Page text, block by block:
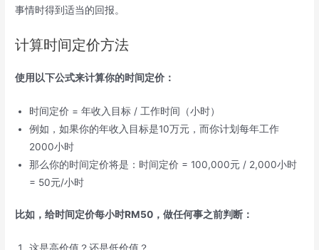
事情时得到适当的回报。
计算时间定价方法
使用以下公式来计算你的时间定价：
时间定价 = 年收入目标 / 工作时间（小时）
例如，如果你的年收入目标是10万元，而你计划每年工作
2000小时
那么你的时间定价将是：时间定价 = 100,000元 / 2,000小时
= 50元/小时
比如，给时间定价每小时RM50，做任何事之前判断：